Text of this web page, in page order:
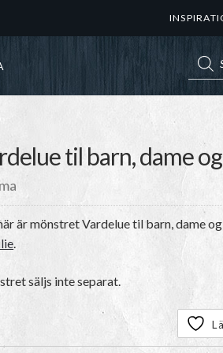
til barn, dame
är mönstretVardelue til barn, dame
.
säljs inte separat.